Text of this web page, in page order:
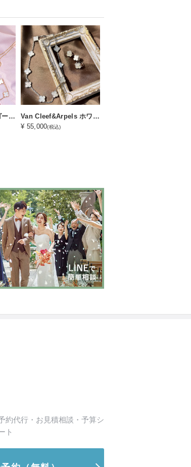
Van Cleef&Arpels ゴールドアルハンブラ３点セット（Aレンタルコース）
Van Cleef&Arpels ホワイトゴールドアルハンブラ３点セット（Bレンタルコース）
¥ 55,000(税込)
約代行・お見積相談・予算シ
ト